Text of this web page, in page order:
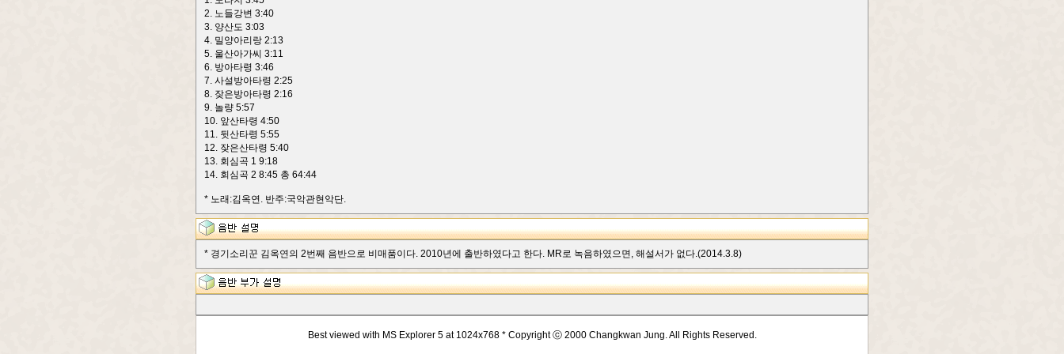
2. 노들강변 3:40
3. 양산도 3:03
4. 밀양아리랑 2:13
5. 울산아가씨 3:11
6. 방아타령 3:46
7. 사설방아타령 2:25
8. 잦은방아타령 2:16
9. 놀량 5:57
10. 앞산타령 4:50
11. 뒷산타령 5:55
12. 잦은산타령 5:40
13. 회심곡 1 9:18
14. 회심곡 2 8:45 총 64:44
* 노래:김옥연. 반주:국악관현악단.
* 경기소리꾼 김옥연의 2번째 음반으로 비매품이다. 2010년에 출반하였다고 한다. MR로 녹음하였으면, 해설서가 없다.(2014.3.8)
Best viewed with MS Explorer 5 at 1024x768 * Copyright ⓒ 2000 Changkwan Jung. All Rights Reserved.